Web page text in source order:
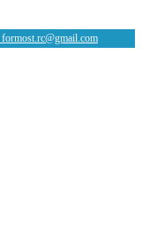
formost.rc@gmail.com